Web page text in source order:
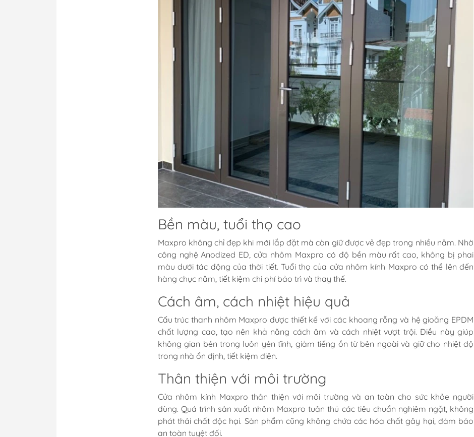
Bền màu, tuổi thọ cao
Maxpro không chỉ đẹp khi mới lắp đặt mà còn giữ được vẻ đẹp trong nhiều năm. Nhờ
công nghệ Anodized ED, cửa nhôm Maxpro có độ bền màu rất cao, không bị phai
màu dưới tác động của thời tiết. Tuổi thọ của cửa nhôm kính Maxpro có thể lên đến
hàng chục năm, tiết kiệm chi phí bảo trì và thay thế.
Cách âm, cách nhiệt hiệu quả
Cấu trúc thanh nhôm Maxpro được thiết kế với các khoang rỗng và hệ gioăng EPDM
chất lượng cao, tạo nên khả năng cách âm và cách nhiệt vượt trội. Điều này giúp
không gian bên trong luôn yên tĩnh, giảm tiếng ồn từ bên ngoài và giữ cho nhiệt độ
trong nhà ổn định, tiết kiệm điện.
Thân thiện với môi trường
Cửa nhôm kính Maxpro thân thiện với môi trường và an toàn cho sức khỏe người
dùng. Quá trình sản xuất nhôm Maxpro tuân thủ các tiêu chuẩn nghiêm ngặt, không
phát thải chất độc hại. Sản phẩm cũng không chứa các hóa chất gây hại, đảm bảo
an toàn tuyệt đối.